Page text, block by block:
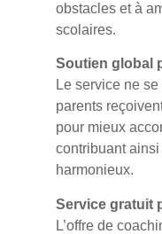
obstacles et à
scolaires.
Soutien global
Le service ne
parents
pour mieux
contribuant
harmonieux.
Service gratuit
L’offre de